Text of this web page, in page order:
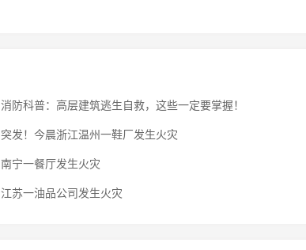
消防科普：高层建筑逃生自救，这些一定要掌握！
突发！今晨浙江温州一鞋厂发生火灾
南宁一餐厅发生火灾
江苏一油品公司发生火灾